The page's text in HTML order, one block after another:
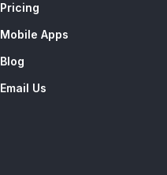
Pricing
Mobile Apps
Blog
Email Us